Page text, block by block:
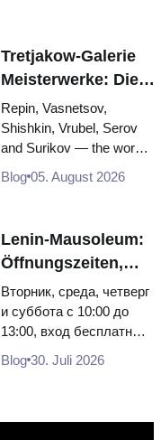
Tretjakow-Galerie
Meisterwerke: Die
Gemälde, wegen
derer sich die Reise
lohnt
Repin, Vasnetsov,
Shishkin, Vrubel, Serov
and Surikov — the works
they hang, and why
Blog 05. August 2026
Lenin-Mausoleum:
Öffnungszeiten,
Eintritt und die
Hauptverwechslung
mit dem Kreml
Вторник, среда, четверг
и суббота с 10:00 до
13:00, вход бесплатный.
расходятся в днях, чем
Blog 30. Juli 2026